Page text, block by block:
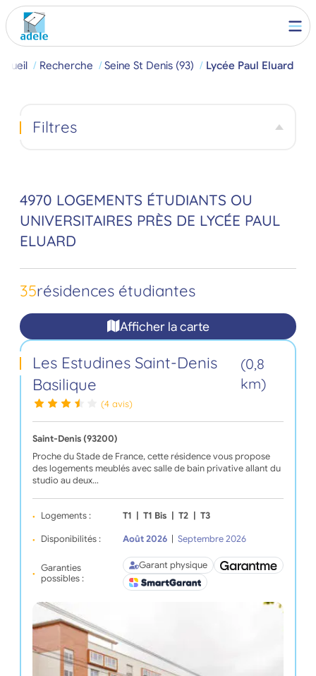
Recherche Seine St Denis (93) Lycée Paul Eluard
4970 LOGEMENTS ÉTUDIANTS OU
UNIVERSITAIRES PRÈS DE LYCÉE PAUL
ELUARD
35résidences étudiantes
Afficher la carte
Les Estudines Saint-Denis
Basilique
(0,8
km)
(4 avis)
Saint-Denis (93200)
Proche du Stade de France, cette résidence vous propose
des logements meublés avec salle de bain privative allant du
studio au deux…
Logements : T1 T1 Bis T2 T3
Disponibilités : Août 2026 Septembre 2026
Garanties
possibles :
Garant physique
Filtres